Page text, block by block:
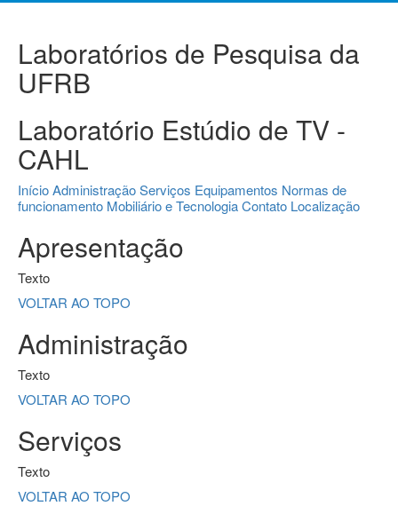
Laboratórios de Pesquisa da
UFRB
Laboratório Estúdio de TV -
CAHL
InícioAdministraçãoServiços Equipamentos Normas de
funcionamento Mobiliário e TecnologiaContato Localização
Apresentação
Texto
VOLTAR AO TOPO
Administração
Texto
VOLTAR AO TOPO
Serviços
Texto
VOLTAR AO TOPO